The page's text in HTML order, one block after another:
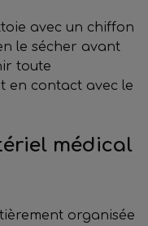
avec un chiffon
le sécher avant
toute
en contact avec le
médical
organisée